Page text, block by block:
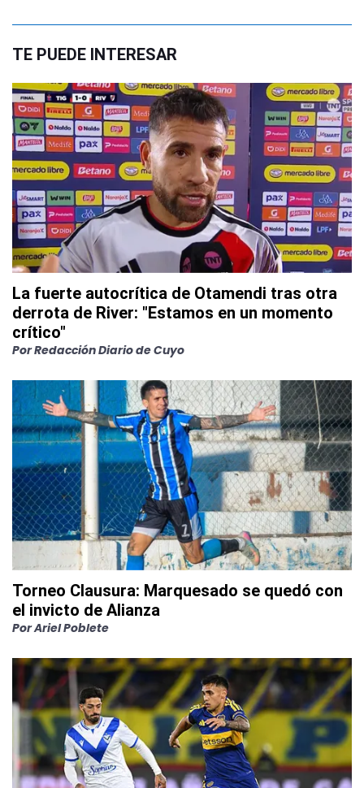
TE PUEDE INTERESAR
La fuerte autocrítica de Otamendi tras otra
derrota de River: "Estamos en un momento
crítico"
PorRedacción Diario de Cuyo
Torneo Clausura: Marquesado se quedó con
el invicto de Alianza
PorAriel Poblete